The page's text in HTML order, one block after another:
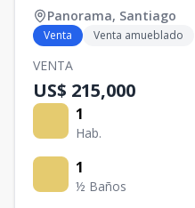
Panorama, Santiago
Venta Venta amueblado
VENTA
US$ 215,000
1
Hab.
1
½ Baños